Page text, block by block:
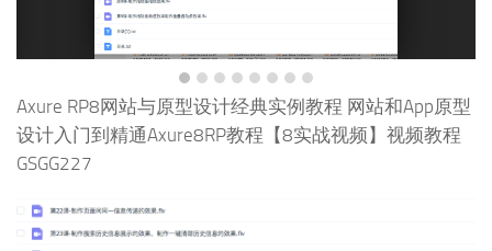
Axure RP8网站与原型设计经典实例教程 网站和App原型
设计入门到精通Axure8RP教程【8实战视频】视频教程
GSGG227